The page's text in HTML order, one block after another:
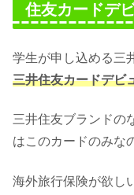
住友カードデ
学生が申し込める三
三井住友カードデビ
三井住友ブランドの
はこのカードのみな
海外旅行保険が欲し